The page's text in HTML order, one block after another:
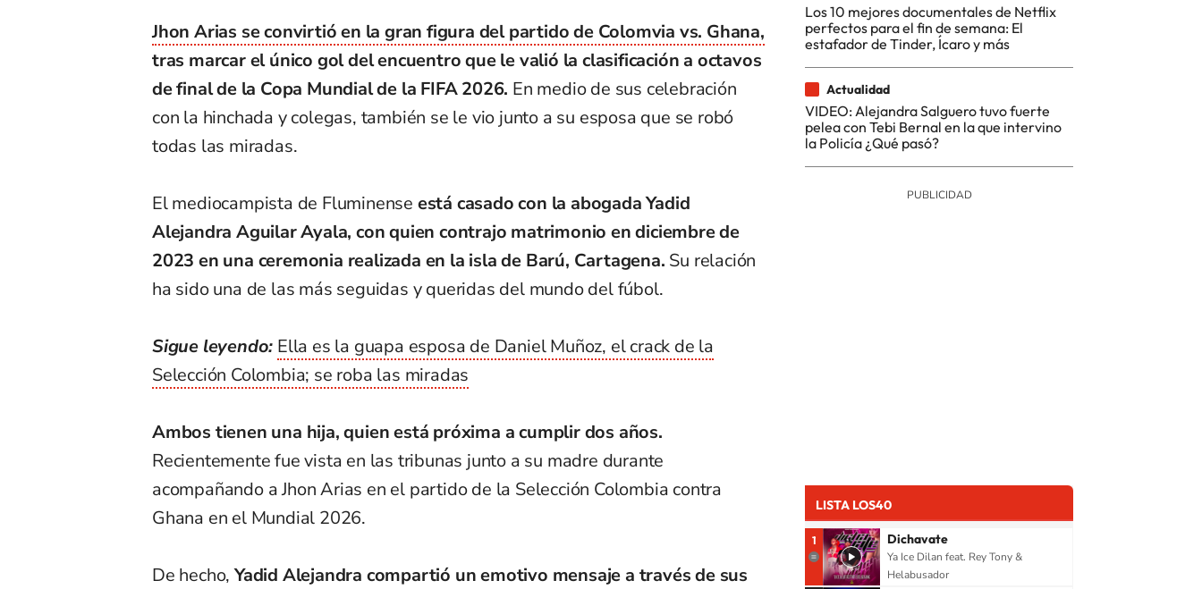
Jhon Arias se convirtió en la gran figura del partido de Colomvia vs. Ghana,
tras marcar el único gol del encuentro que le valió la clasificación a octavos
de final de la Copa Mundial de la FIFA 2026. En medio de sus celebración
con la hinchada y colegas, también se le vio junto a su esposa que se robó
todas las miradas.
El mediocampista de Fluminense está casado con la abogada Yadid
Alejandra Aguilar Ayala, con quien contrajo matrimonio en diciembre de
2023 en una ceremonia realizada en la isla de Barú, Cartagena. Su relación
ha sido una de las más seguidas y queridas del mundo del fúbol.
Sigue leyendo: Ella es la guapa esposa de Daniel Muñoz, el crack de la
Selección Colombia; se roba las miradas
Ambos tienen una hija, quien está próxima a cumplir dos años.
Recientemente fue vista en las tribunas junto a su madre durante
acompañando a Jhon Arias en el partido de la Selección Colombia contra
Ghana en el Mundial 2026.
De hecho,Yadid Alejandra compartió un emotivo mensaje a través de sus
Los 10 mejores documentales de Netflix
perfectos para el fin de semana: El
estafador de Tinder, Ícaro y más
Actualidad
VIDEO: Alejandra Salguero tuvo fuerte
pelea con Tebi Bernal en la que intervino
la Policía ¿Qué pasó?
LISTA LOS40
1 Dichavate
Ya Ice Dilan feat. Rey Tony &
Helabusador